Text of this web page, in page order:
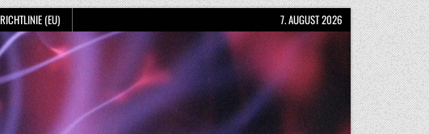
(EU) 7. AUGUST 2026